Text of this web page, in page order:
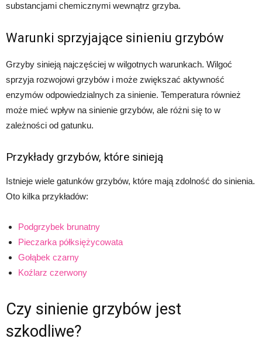
substancjami chemicznymi wewnątrz grzyba.
Warunki sprzyjające sinieniu grzybów
Grzyby sinieją najczęściej w wilgotnych warunkach. Wilgoć
sprzyja rozwojowi grzybów i może zwiększać aktywność
enzymów odpowiedzialnych za sinienie. Temperatura również
może mieć wpływ na sinienie grzybów, ale różni się to w
zależności od gatunku.
Przykłady grzybów, które sinieją
Istnieje wiele gatunków grzybów, które mają zdolność do sinienia.
Oto kilka przykładów:
Podgrzybek brunatny
Pieczarka półksiężycowata
Gołąbek czarny
Koźlarz czerwony
Czy sinienie grzybów jest
szkodliwe?